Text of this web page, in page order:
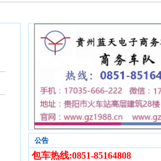
公告
包车热线:0851-85164808